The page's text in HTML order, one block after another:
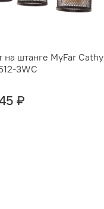
на штанге MyFar Cathy
3WC
₽